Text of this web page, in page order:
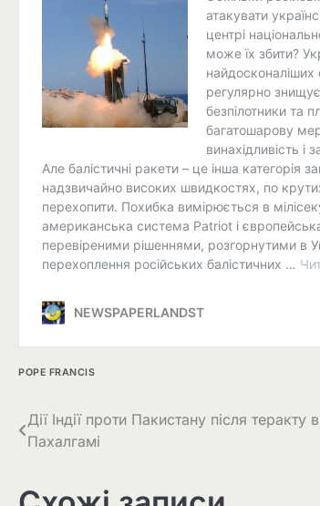
POPE FRANCIS
Навігація
Дії Індії проти Пакистану після теракту в
Пахалгамі